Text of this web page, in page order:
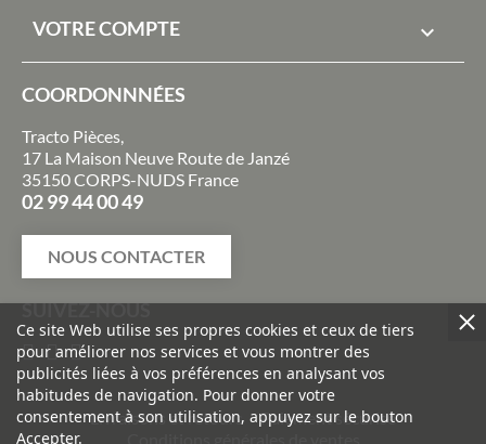
VOTRE COMPTE 
COORDONNNÉES
Tracto Pièces,
17 La Maison Neuve Route de Janzé
35150 CORPS-NUDS France
02 99 44 00 49
NOUS CONTACTER
SUIVEZ-NOUS
Livraisons et retours
Paiement sécurisé
Ce site Web utilise ses propres cookies et ceux de tiers
pour améliorer nos services et vous montrer des
publicités liées à vos préférences en analysant vos
habitudes de navigation. Pour donner votre
consentement à son utilisation, appuyez sur le bouton
Accepter.